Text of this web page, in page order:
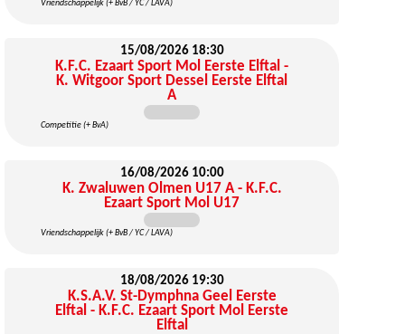
Vriendschappelijk (+ BvB / YC / LAVA)
15/08/2026 18:30
K.F.C. Ezaart Sport Mol Eerste Elftal -
K. Witgoor Sport Dessel Eerste Elftal
A
Competitie (+ BvA)
16/08/2026 10:00
K. Zwaluwen Olmen U17 A - K.F.C.
Ezaart Sport Mol U17
Vriendschappelijk (+ BvB / YC / LAVA)
18/08/2026 19:30
K.S.A.V. St-Dymphna Geel Eerste
Elftal - K.F.C. Ezaart Sport Mol Eerste
Elftal